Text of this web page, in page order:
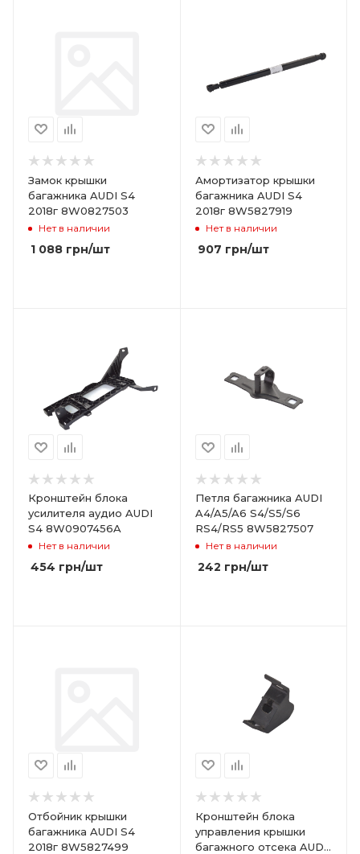
Замок крышки
багажника AUDI S4
2018г 8W0827503
Нет в наличии
1 088 грн/шт
Амортизатор крышки
багажника AUDI S4
2018г 8W5827919
Нет в наличии
907 грн/шт
Кронштейн блока
усилителя аудио AUDI
S4 8W0907456A
Нет в наличии
454 грн/шт
Петля багажника AUDI
A4/A5/A6 S4/S5/S6
RS4/RS5 8W5827507
Нет в наличии
242 грн/шт
Отбойник крышки
багажника AUDI S4
2018г 8W5827499
Кронштейн блока
управления крышки
багажного отсека AUDI